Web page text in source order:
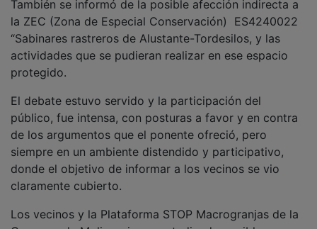
la ZEC (Zona de Especial Conservación) ES4240022
“Sabinares rastreros de Alustante-Tordesilos, y las
actividades que se pudieran realizar en ese espacio
protegido.
público, fue intensa, con posturas a favor y en contra
de los argumentos que el ponente ofreció, pero
siempre en un ambiente distendido y participativo,
donde el objetivo de informar a los vecinos se vio
claramente cubierto.
Comarca de Molina, siguen estudiando posibles